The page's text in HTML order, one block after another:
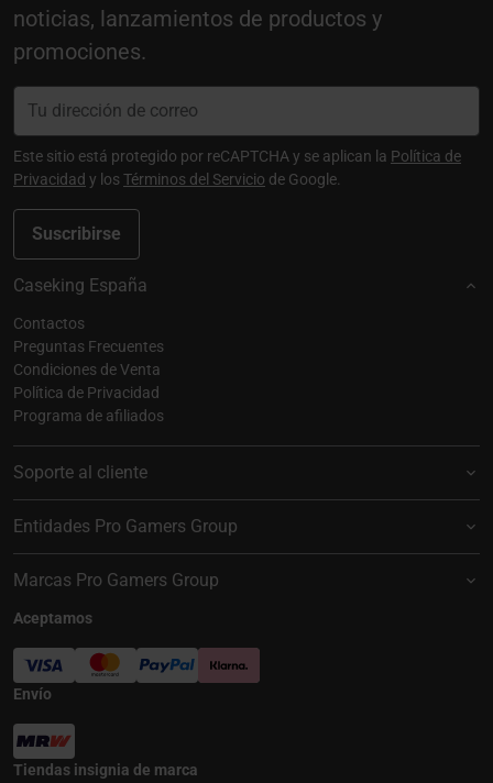
noticias, lanzamientos de productos y
promociones.
Suscribirse
Este sitio está protegido por reCAPTCHA y se aplican la Política de
Privacidad y losTérminos del Servicio de Google.
Caseking España
Contactos
Preguntas Frecuentes
Condiciones de Venta
Política de Privacidad
Programa de afiliados
Soporte al cliente
Entidades Pro Gamers Group
Marcas Pro Gamers Group
Aceptamos
Envío
Tiendas insignia de marca